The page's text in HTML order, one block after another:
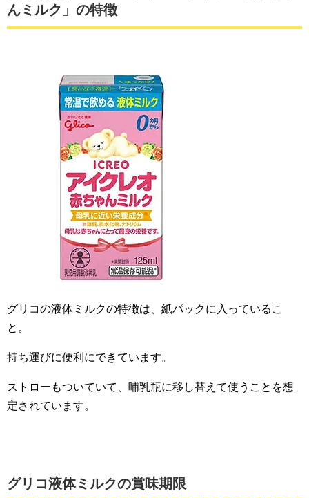
んミルク」の特徴
グリコの液体ミルクの特徴は、紙パックに入っているこ
と。
持ち運びに便利にできています。
ストローもついていて、哺乳瓶に移し替えて使うことを想
定されています。
グリコ液体ミルクの賞味期限